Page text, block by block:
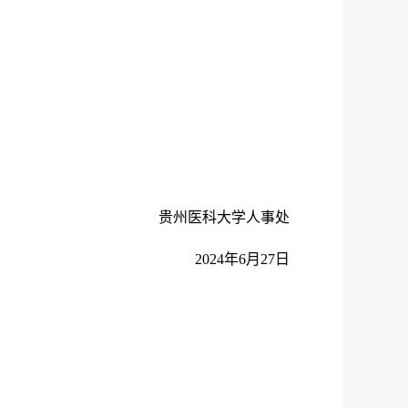
贵州医科大学人事处
2024年6月27日